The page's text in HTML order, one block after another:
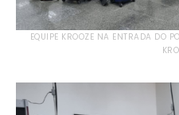
EQUIPE KROOZE NA ENTRADA DO